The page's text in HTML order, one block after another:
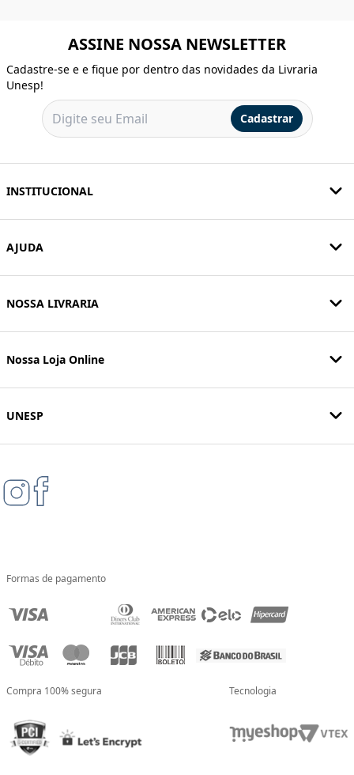
ASSINE NOSSA NEWSLETTER
Cadastre-se e e fique por dentro das novidades da Livraria
Unesp!
Cadastrar
INSTITUCIONAL
AJUDA
NOSSA LIVRARIA
Nossa Loja Online
UNESP
Formas de pagamento
Compra 100% segura Tecnologia